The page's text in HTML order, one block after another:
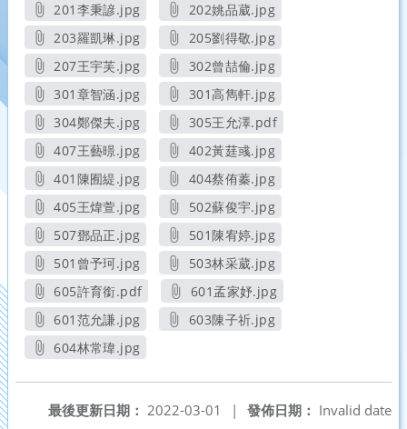
201李秉諺.jpg
另開新視窗
202姚品葳.jpg
另開新視窗
203羅凱琳.jpg
另開新視窗
205劉得敬.jpg
另開新視窗
207王宇芙.jpg
另開新視窗
302曾喆倫.jpg
另開新視窗
301章智涵.jpg
另開新視窗
301高雋軒.jpg
另開新視窗
304鄭傑夫.jpg
另開新視窗
305王允澤.pdf
另開新視窗
407王藝暻.jpg
另開新視窗
402黃莛彧.jpg
另開新視窗
401陳囿緹.jpg
另開新視窗
404蔡侑蓁.jpg
另開新視窗
405王煒萱.jpg
另開新視窗
502蘇俊宇.jpg
另開新視窗
507鄧品正.jpg
另開新視窗
501陳宥婷.jpg
另開新視窗
501曾予珂.jpg
另開新視窗
503林采葳.jpg
另開新視窗
605許育銜.pdf
另開新視窗
601孟家妤.jpg
另開新視窗
601范允謙.jpg
另開新視窗
603陳子祈.jpg
604林常瑋.jpg
發佈日期： Invalid date
最後更新日期： 2022-03-01
|